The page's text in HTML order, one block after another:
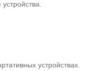
устройствах.